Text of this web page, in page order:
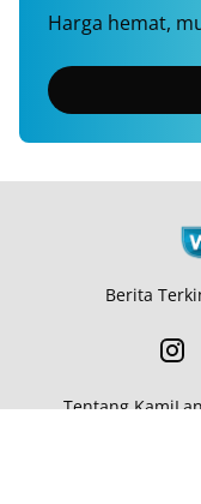
Harga hemat,
Berita
Tentang Kami